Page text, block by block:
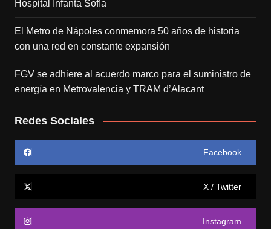
Hospital Infanta Sofía
El Metro de Nápoles conmemora 50 años de historia
con una red en constante expansión
FGV se adhiere al acuerdo marco para el suministro de
energía en Metrovalencia y TRAM d’Alacant
Redes Sociales
Facebook
X / Twitter
Instagram